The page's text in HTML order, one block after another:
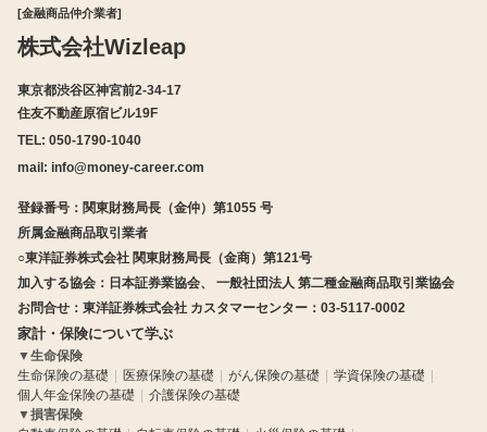
[金融商品仲介業者]
株式会社Wizleap
東京都渋谷区神宮前2-34-17
住友不動産原宿ビル19F
TEL: 050-1790-1040
mail: info@money-career.com
登録番号：関東財務局長（金仲）第1055 号
所属金融商品取引業者
○東洋証券株式会社 関東財務局長（金商）第121号
加入する協会：日本証券業協会、 一般社団法人 第二種金融商品取引業協会
お問合せ：東洋証券株式会社 カスタマーセンター：03-5117-0002
家計・保険について学ぶ
▼生命保険
生命保険の基礎
医療保険の基礎 がん保険の基礎
学資保険の基礎
個人年金保険の基礎
介護保険の基礎
▼損害保険